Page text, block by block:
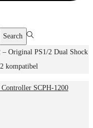
Search
– Original PS1/2 Dual Shock
kompatibel